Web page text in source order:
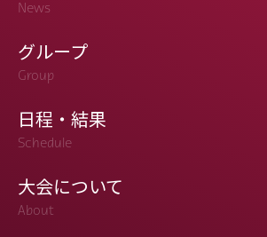
News
グループ
Group
日程・結果
Schedule
大会について
About